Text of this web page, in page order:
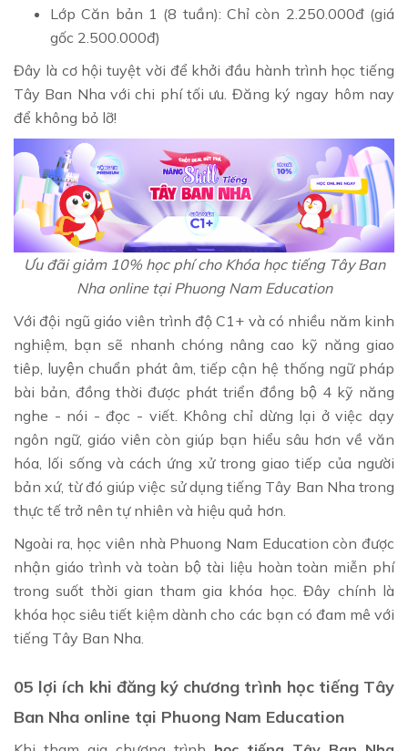
Lớp Căn bản 1 (8 tuần): Chỉ còn 2.250.000đ (giá
gốc 2.500.000đ)
Đây là cơ hội tuyệt vời để khởi đầu hành trình học tiếng
Tây Ban Nha với chi phí tối ưu. Đăng ký ngay hôm nay
để không bỏ lỡ!
Ưu đãi giảm 10% học phí cho Khóa học tiếng Tây Ban
Nha online tại Phuong Nam Education
Với đội ngũ giáo viên trình độ C1+ và có nhiều năm kinh
nghiệm, bạn sẽ nhanh chóng nâng cao kỹ năng giao
tiêp, luyện chuẩn phát âm, tiếp cận hệ thống ngữ pháp
bài bản, đồng thời được phát triển đồng bộ 4 kỹ năng
nghe - nói - đọc - viết. Không chỉ dừng lại ở việc dạy
ngôn ngữ, giáo viên còn giúp bạn hiểu sâu hơn về văn
hóa, lối sống và cách ứng xử trong giao tiếp của người
bản xứ, từ đó giúp việc sử dụng tiếng Tây Ban Nha trong
thực tế trở nên tự nhiên và hiệu quả hơn.
Ngoài ra, học viên nhà Phuong Nam Education còn được
nhận giáo trình và toàn bộ tài liệu hoàn toàn miễn phí
trong suốt thời gian tham gia khóa học. Đây chính là
khóa học siêu tiết kiệm dành cho các bạn có đam mê với
tiếng Tây Ban Nha.
05 lợi ích khi đăng ký chương trình học tiếng Tây
Ban Nha online tại Phuong Nam Education